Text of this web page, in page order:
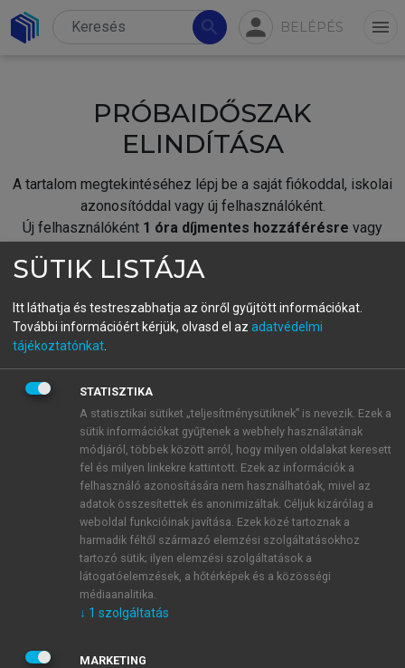
search person BELÉPÉS menu
PRÓBAIDŐSZAK
ELINDÍTÁSA
A tartalom megtekintéséhez lépj be a saját fiókoddal, iskolai
azonosítóddal vagy új felhasználóként.
Új felhasználóként 1 óra díjmentes hozzáférésre vagy
fiókoddal,vagy hozz létre új fiókot.
A regisztráció után apróbaidőszakautomatikusan
BELÉPÉS SAJÁT FIÓKKAL
ÚJ FIÓK LÉTREHOZÁSA
1 óra díjmentes hozzáférés
E-MAIL-CÍM
JELSZÓ
SÜTIK LISTÁJA
Itt láthatja és testreszabhatja az önről gyűjtött információkat.
További információért kérjük, olvasd el az adatvédelmi
tájékoztatónkat
STATISZTIKA
A statisztikai sütiket „teljesítménysütiknek” is nevezik. Ezek a
sütik információkat gyűjtenek a webhely használatának
módjáról, többek között arról, hogy milyen oldalakat keresett
fel és milyen linkekre kattintott. Ezek az információk a
felhasználó azonosítására nem használhatóak, mivel az
adatok összesítettek és anonimizáltak. Céljuk kizárólag a
weboldal funkcióinak javítása. Ezek közé tartoznak a
harmadik féltől származó elemzési szolgáltatásokhoz
tartozó sütik; ilyen elemzési szolgáltatások a
látogatóelemzések, a hőtérképek és a közösségi
médiaanalitika.
↓ 1 szolgáltatás
MARKETING